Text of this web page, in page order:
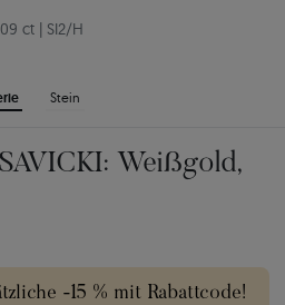
Stein
ct | SI2/H
Weißgold,
-15 % mit Rabattcode!